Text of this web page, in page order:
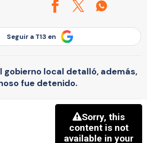
Seguir a T13 en
gobierno local detalló, además,
fue detenido.